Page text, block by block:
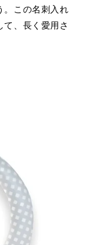
。この名刺入れ
、長く愛用さ